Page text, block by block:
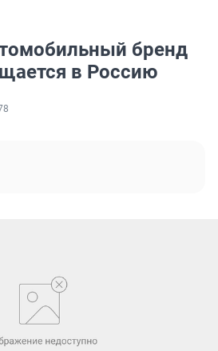
бренд
в Россию